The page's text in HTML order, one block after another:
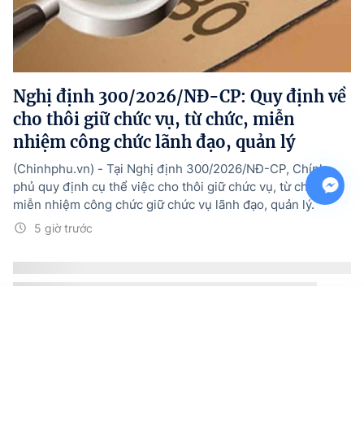
Nghị định 300/2026/NĐ-CP: Quy định về
cho thôi giữ chức vụ, từ chức, miễn
nhiệm công chức lãnh đạo, quản lý
5 giờ trước
(Chinhphu.vn) - Tại Nghị định 300/2026/NĐ-CP, Chính
phủ quy định cụ thể việc cho thôi giữ chức vụ, từ chức,
miễn nhiệm công chức giữ chức vụ lãnh đạo, quản lý.